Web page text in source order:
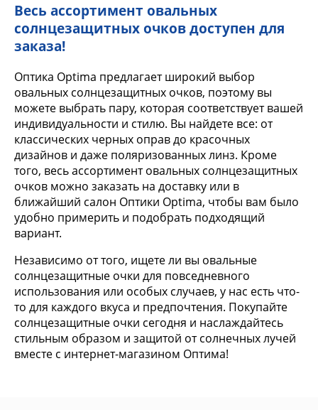
Весь ассортимент овальных
солнцезащитных очков доступен для
заказа!
Оптика Optima предлагает широкий выбор
овальных солнцезащитных очков, поэтому вы
можете выбрать пару, которая соответствует вашей
индивидуальности и стилю. Вы найдете все: от
классических черных оправ до красочных
дизайнов и даже поляризованных линз. Кроме
того, весь ассортимент овальных солнцезащитных
очков можно заказать на доставку или в
ближайший салон Оптики Optima, чтобы вам было
удобно примерить и подобрать подходящий
вариант.
Независимо от того, ищете ли вы овальные
солнцезащитные очки для повседневного
использования или особых случаев, у нас есть что-
то для каждого вкуса и предпочтения. Покупайте
солнцезащитные очки сегодня и наслаждайтесь
стильным образом и защитой от солнечных лучей
вместе с интернет-магазином Оптима!